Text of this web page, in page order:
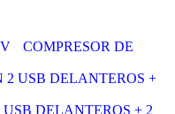
COMPRESOR DE
DELANTEROS + 2